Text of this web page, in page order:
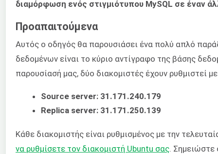
διαμόρφωση ενός στιγμιότυπου MySQL σε έναν
Προαπαιτούμενα
Αυτός ο οδηγός θα παρουσιάσει ένα πολύ απλό
δεδομένων είναι το κύριο αντίγραφο της βάσης
παρουσίασή μας, δύο διακομιστές έχουν ρυθμιστεί
Source server: 31.171.240.179
Replica server: 31.171.250.139
Κάθε διακομιστής είναι ρυθμισμένος με την
να ρυθμίσετε τον διακομιστή Ubuntu σας .